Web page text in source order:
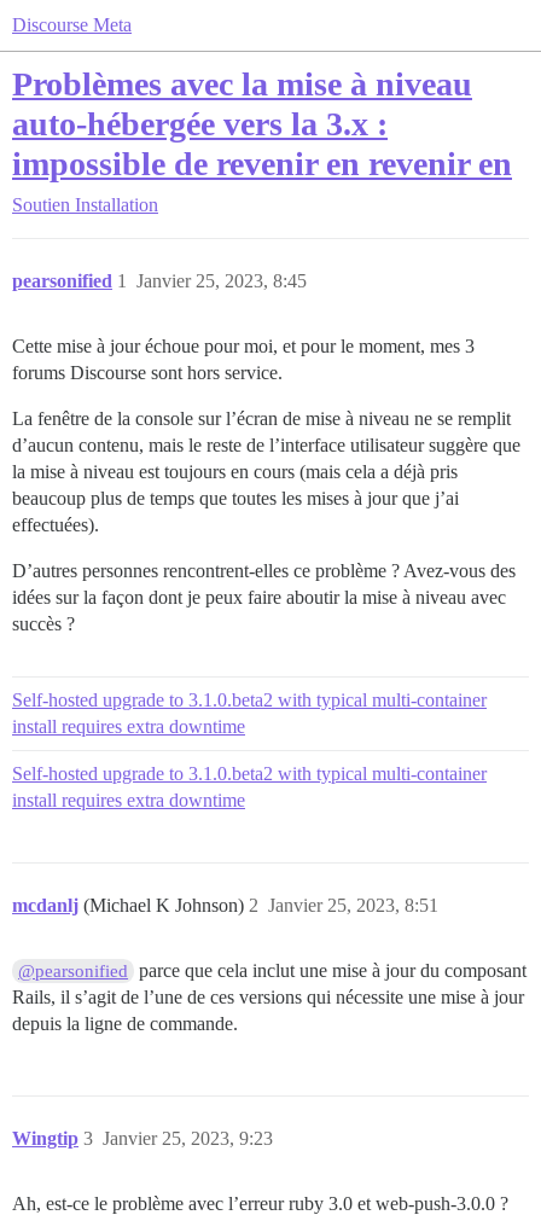
Discourse Meta
Problèmes avec la mise à niveau
auto-hébergée vers la 3.x :
impossible de revenir en revenir en
Soutien Installation
pearsonified Janvier 25, 2023, 8:45
1
Cette mise à jour échoue pour moi, et pour le moment, mes 3
forums Discourse sont hors service.
La fenêtre de la console sur l’écran de mise à niveau ne se remplit
d’aucun contenu, mais le reste de l’interface utilisateur suggère que
la mise à niveau est toujours en cours (mais cela a déjà pris
beaucoup plus de temps que toutes les mises à jour que j’ai
effectuées).
D’autres personnes rencontrent-elles ce problème ? Avez-vous des
idées sur la façon dont je peux faire aboutir la mise à niveau avec
succès ?
Self-hosted upgrade to 3.1.0.beta2 with typical multi-container
install requires extra downtime
Self-hosted upgrade to 3.1.0.beta2 with typical multi-container
install requires extra downtime
mcdanlj (Michael K Johnson) Janvier 25, 2023, 8:51
2
@pearsonified
parce que cela inclut une mise à jour du composant
Rails, il s’agit de l’une de ces versions qui nécessite une mise à jour
depuis la ligne de commande.
Wingtip Janvier 25, 2023, 9:23
3
Ah, est-ce le problème avec l’erreur ruby 3.0 et web-push-3.0.0 ?